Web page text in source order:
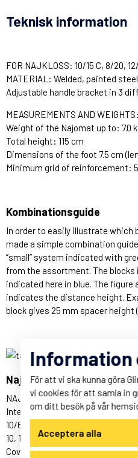
Teknisk information
FOR NAJKLOSS: 10/15 C, 8/20,
MATERIAL: Welded, painted
Adjustable handle bracket in 3
MEASUREMENTS AND WEIGHTS:
Weight of the Najomat up to: 7.0
Total height: 115 cm
Dimensions of the foot 7.5 cm
Minimum grid of reinforcement:
Kombinationsguide
In order to easily illustrate which
made a simple combination
”small” system indicated with
from the assortment. The blocks
indicated here in blue. The figure
indicates the distance height.
block gives 25 mm spacer height
Najklossar
NAJKLOSS10/15 C
Intended for iron:
10/6 (10 mm over 6 mm), 6/10, 12/
10, 12/10
Covering concrete layer (spacing
Information
För att vi ska kunna göra
vi cookies för att samla in
om ditt besök på vår
Acceptera alla